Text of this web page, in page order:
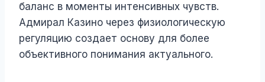
баланс в моменты интенсивных чувств.
Адмирал Казино через физиологическую
регуляцию создает основу для более
объективного понимания актуального.